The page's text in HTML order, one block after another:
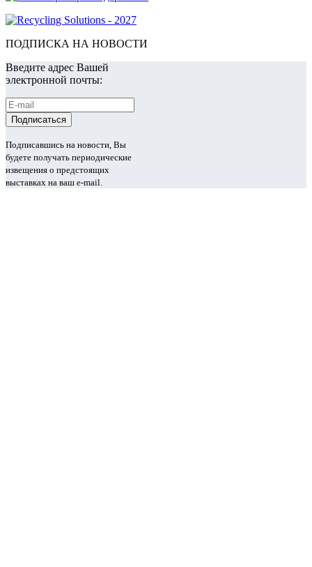
ПОДПИСКА НА НОВОСТИ
Введите адрес Вашей
электронной почты:
Подписавшись на новости, Вы
будете получать периодические
извещения о предстоящих
выставках на ваш e-mail.